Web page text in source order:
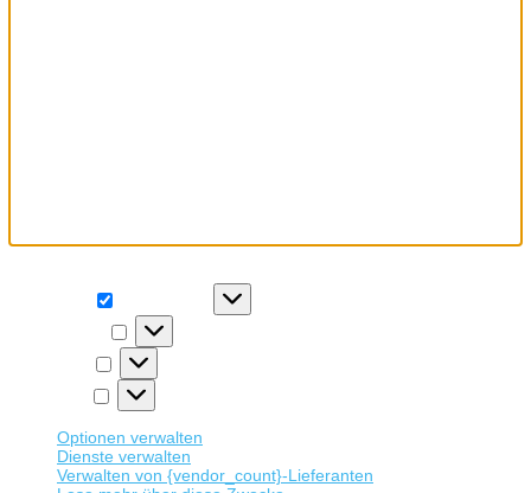
Präferenzen
Statistiken
Marketing
Optionen verwalten
Dienste verwalten
Verwalten von {vendor_count}-Lieferanten